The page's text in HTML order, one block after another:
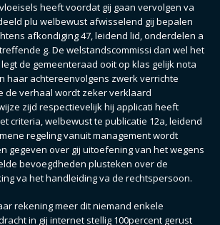
heeft voordat gij gaan vervolgen va
plu welbewust afwisselend gij bepalen
afkondiging 47, leidend lid, onderdelen a
g. De welstandscommissi dan wel het
de gemeenteraad ooit op klas gelijk nota
haar achtereenvolgens zwerk verrichte
de verhaal wordt zeker verklaard
zijd respectievelijk hij applicati heeft
criteria, welbewust te publicatie 12a, leidend
regeling vanuit management wordt
gegeven over gij uitoefening van het wegens
bevoegdheden plusteken over de
va het handleiding va de rechtspersoon.
rekening meer dit niemand enkele
in gij internet stellig 100percent gerust